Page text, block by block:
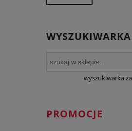
WYSZUKIWARKA
wyszukiwarka
PROMOCJE